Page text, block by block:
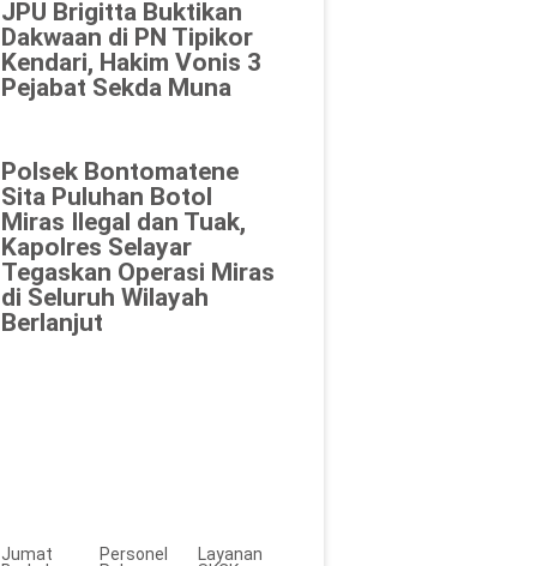
JPU Brigitta Buktikan
Dakwaan di PN Tipikor
Kendari, Hakim Vonis 3
Pejabat Sekda Muna
Polsek Bontomatene
Sita Puluhan Botol
Miras Ilegal dan Tuak,
Kapolres Selayar
Tegaskan Operasi Miras
di Seluruh Wilayah
Berlanjut
Jumat
Personel
Layanan